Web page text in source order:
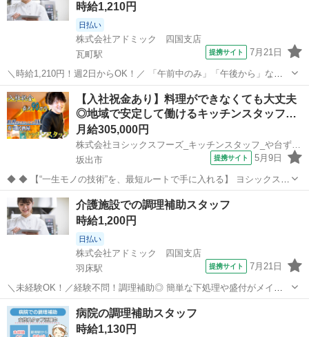
機にセット！ 乾燥...時給1,210円
日払い
株式会社アドミック 四国支店
瓦町駅
提携サイト 7月21日
＼時給1,210円！週2日からOK！／ 「午前中のみ」「午後から」など
勤務時間も自由に選択OK！ Wワーク・扶養内歓迎◎ 【お仕事内容】
病院施設厨房内での調理業務 ・食事の調理 ・料理の盛り付け ・食器
の洗浄、後片付け ...
香川 高松市 瓦町駅 キッチン
【入社祝金あり】料理ができなくても大丈夫
◎地域で安定して働けるキッチンスタッフ…
月給305,000円
株式会社ヨシックスフーズ_キッチンスタッフ_や台ずし坂出駅前町 (正社員)
坂出市
提携サイト 5月9日
◆ ◆ 【“一生モノの技術”を、最短ルートで手に入れる】 ヨシックスフ
ーズが運営する寿司居酒屋「や台ずし」では、 鮮魚の一部を加工済み
の状態で仕入れることで仕込みの負担を大幅に削減しています。 入社
後は余計な工程に時間...
香川 坂出市 キッチン
介護施設での調理補助スタッフ
時給1,200円
日払い
株式会社アドミック 四国支店
羽床駅
提携サイト 7月21日
＼未経験OK！／経験不問！調理補助◎ 簡単な下処理や盛付がメイン♪
老人ホームでの調理補助 ＊食材の仕込み(皮むき・カットなど) ＊調
理・配缶(料理を適量ずつ分ける作業) ＊料理の盛付・提供 ＊食器洗
浄・調理場の清掃 ◆...
香川 丸亀市 羽床駅 キッチン
病院の調理補助スタッフ
時給1,130円